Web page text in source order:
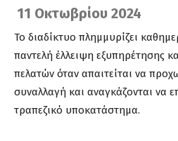
11 Οκτωβρίου 2024
Το διαδίκτυο πλημμυρίζει
παντελή έλλειψη εξυπηρέτησης
πελατών όταν απαιτείται να
συναλλαγή και αναγκάζονται να
τραπεζικό υποκατάστημα.